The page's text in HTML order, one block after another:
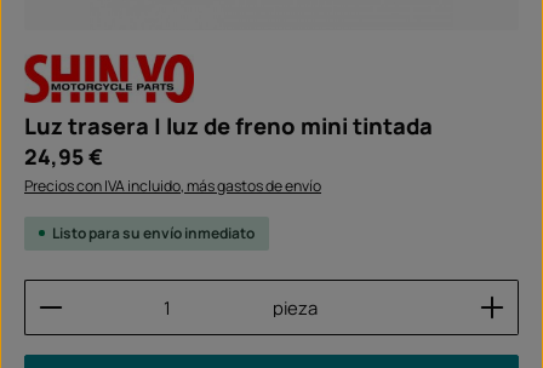
Luz trasera | luz de freno mini tintada
Precio normal:
24,95 €
Precios con IVA incluido, más gastos de envío
Listo para su envío inmediato
Cantidad del producto: introduce la cantidad
pieza